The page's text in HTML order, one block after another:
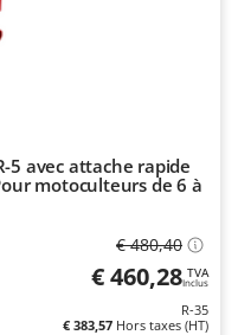
5 avec attache rapide
motoculteurs de 6 à
€ 480,40
€ 460,28 TVA
Inclus
R-35
€ 383,57 Hors taxes (HT)